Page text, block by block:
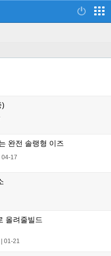
)
완전 솔랭형 이즈
04-17
올려줄빌드
01-21